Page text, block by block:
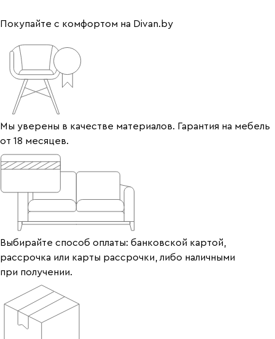
Покупайте с комфортом на Divan.by
Мы уверены в качестве материалов. Гарантия на мебель
от 18 месяцев.
Выбирайте способ оплаты: банковской картой,
рассрочка или карты рассрочки, либо наличными
при получении.